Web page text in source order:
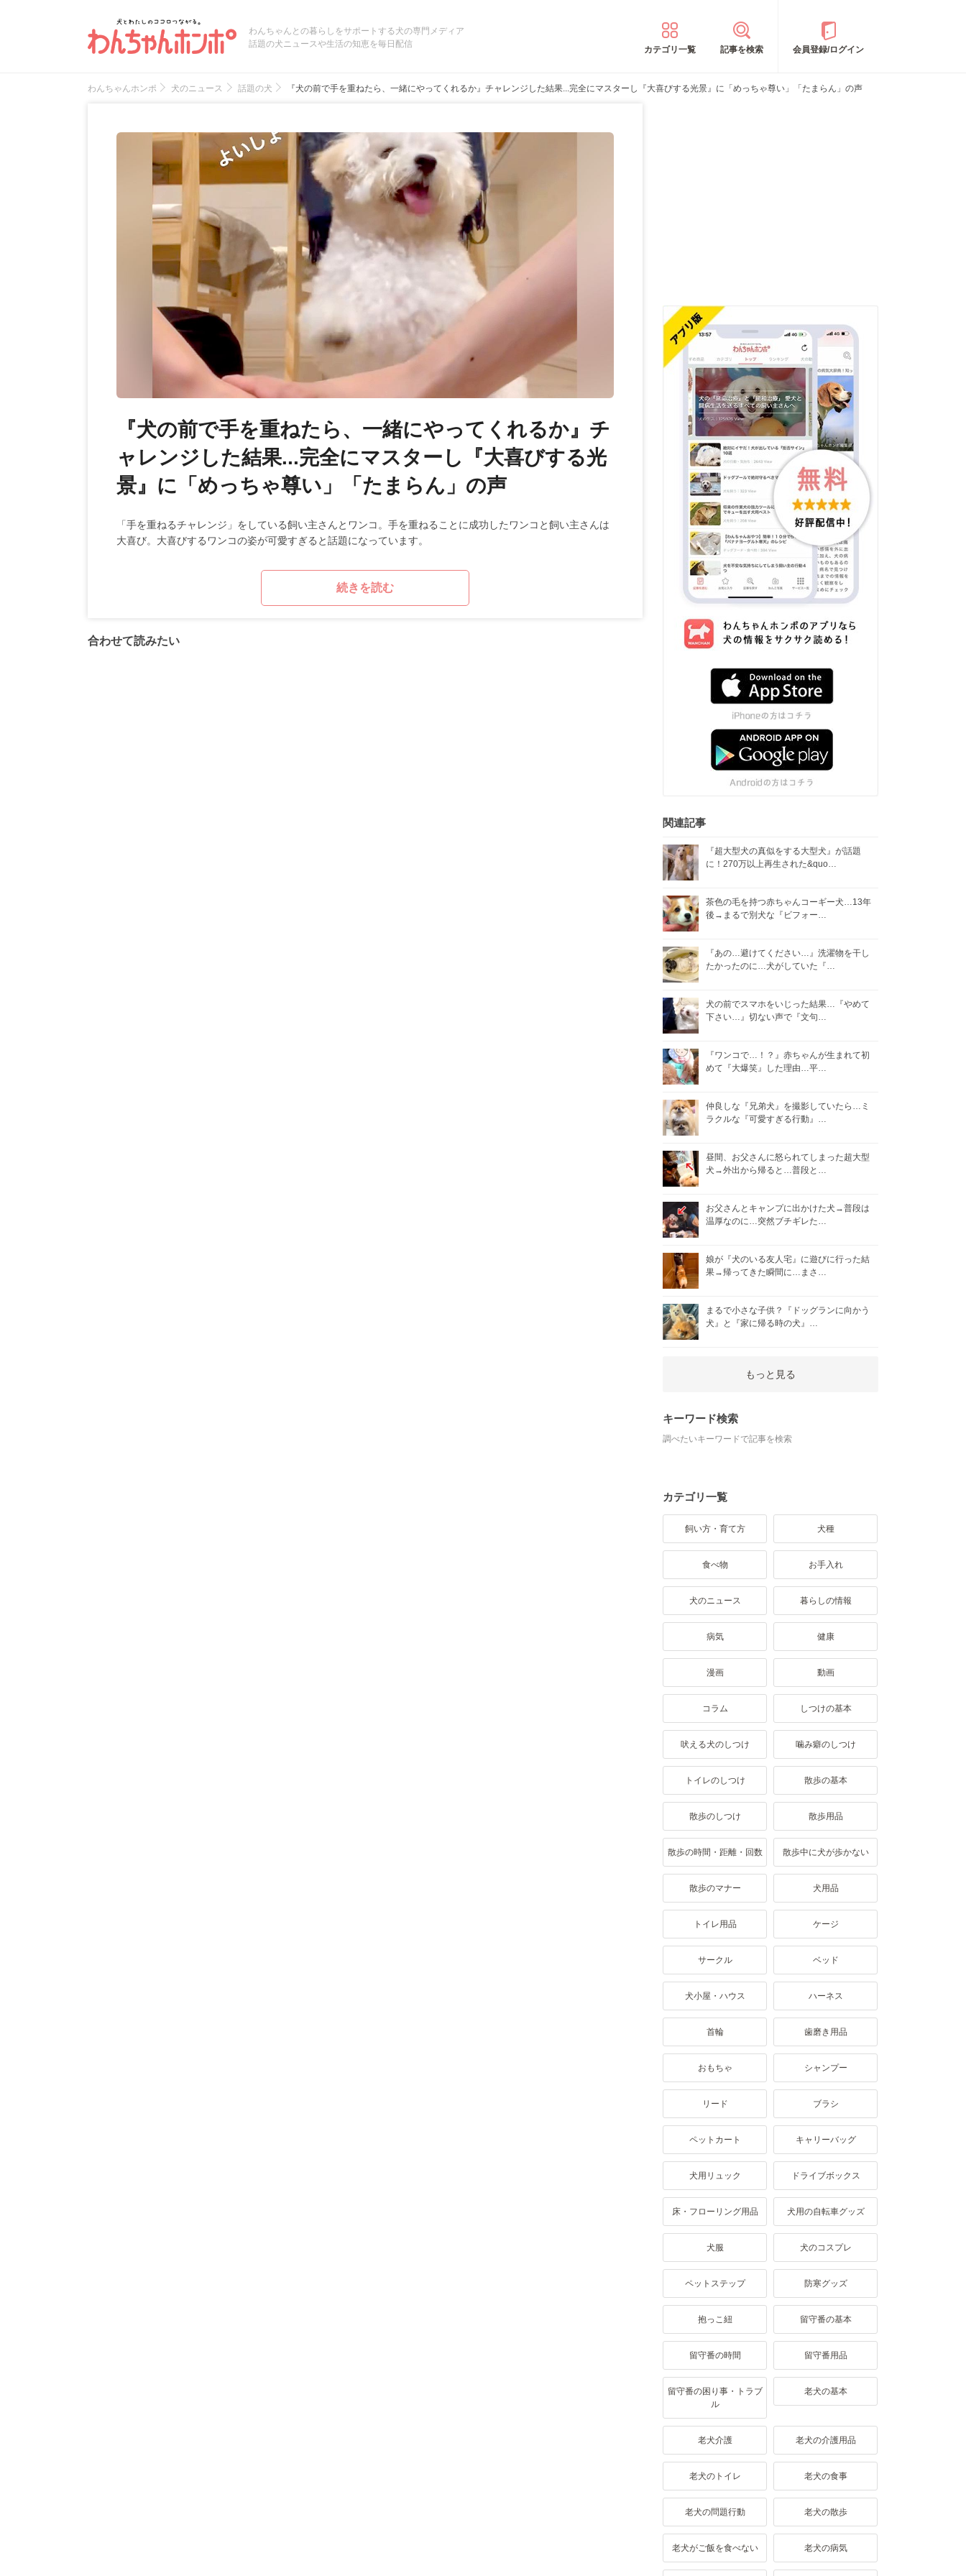
わんちゃんとの暮らしをサポートする犬の専門メディア
話題の犬ニュースや生活の知恵を毎日配信
カテゴリ一覧 記事を検索 会員登録/ログイン
わんちゃんホンポ 犬のニュース 話題の犬 『犬の前で手を重ねたら、一緒にやってくれるか』チャレンジした結果...完全にマスターし『大喜びする光景』に「めっちゃ尊い」「たまらん」の声
『犬の前で手を重ねたら、一緒にやってくれるか』チ
ャレンジした結果...完全にマスターし『大喜びする光
景』に「めっちゃ尊い」「たまらん」の声
「手を重ねるチャレンジ」をしている飼い主さんとワンコ。手を重ねることに成功したワンコと飼い主さんは
大喜び。大喜びするワンコの姿が可愛すぎると話題になっています。
続きを読む
合わせて読みたい
関連記事
『超大型犬の真似をする大型犬』が話題
に！270万以上再生された&quo…
茶色の毛を持つ赤ちゃんコーギー犬…13年
後→まるで別犬な『ビフォー…
『あの…避けてください…』洗濯物を干し
たかったのに…犬がしていた『…
犬の前でスマホをいじった結果…『やめて
下さい…』切ない声で『文句…
『ワンコで…！？』赤ちゃんが生まれて初
めて『大爆笑』した理由…平…
仲良しな『兄弟犬』を撮影していたら…ミ
ラクルな『可愛すぎる行動』…
昼間、お父さんに怒られてしまった超大型
犬→外出から帰ると…普段と…
お父さんとキャンプに出かけた犬→普段は
温厚なのに…突然ブチギレた…
娘が『犬のいる友人宅』に遊びに行った結
果→帰ってきた瞬間に…まさ…
まるで小さな子供？『ドッグランに向かう
犬』と『家に帰る時の犬』…
もっと見る
キーワード検索
調べたいキーワードで記事を検索
カテゴリ一覧
飼い方・育て方 犬種
食べ物 お手入れ
犬のニュース 暮らしの情報
病気 健康
漫画 動画
コラム しつけの基本
吠える犬のしつけ 噛み癖のしつけ
トイレのしつけ 散歩の基本
散歩のしつけ 散歩用品
散歩の時間・距離・回数 散歩中に犬が歩かない
散歩のマナー 犬用品
トイレ用品 ケージ
サークル ベッド
犬小屋・ハウス ハーネス
首輪 歯磨き用品
おもちゃ シャンプー
リード ブラシ
ペットカート キャリーバッグ
犬用リュック ドライブボックス
床・フローリング用品 犬用の自転車グッズ
犬服 犬のコスプレ
ペットステップ 防寒グッズ
抱っこ紐 留守番の基本
留守番の時間 留守番用品
留守番の困り事・トラブ
ル
老犬の基本
老犬介護 老犬の介護用品
老犬のトイレ 老犬の食事
老犬の問題行動 老犬の散歩
老犬がご飯を食べない 老犬の病気